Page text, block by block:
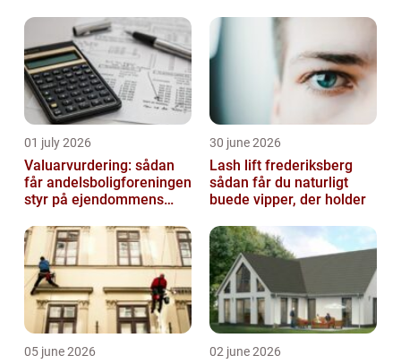
01 july 2026
Valuarvurdering: sådan
får andelsboligforeningen
styr på ejendommens
30 june 2026
Lash lift frederiksberg
sådan får du naturligt
buede vipper, der holder
05 june 2026 02 june 2026